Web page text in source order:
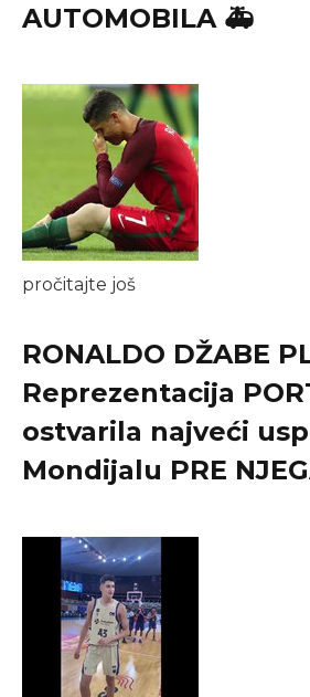
AUTOMOBILA 🚑
pročitajte još
RONALDO DŽABE
Reprezentacija
ostvarila najveći
Mondijalu PRE